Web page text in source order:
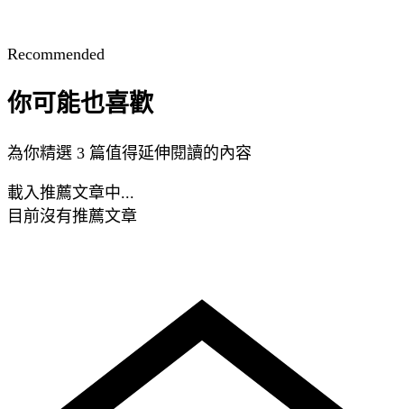
Recommended
你可能也喜歡
為你精選 3 篇值得延伸閱讀的內容
載入推薦文章中...
目前沒有推薦文章